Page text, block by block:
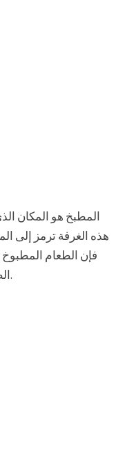
المطبخ هو المكان
هذه الغرفة ترمز إلى
فإن الطعام
الضوء، والطاقة النشطة من الإنجاز والنجاح.